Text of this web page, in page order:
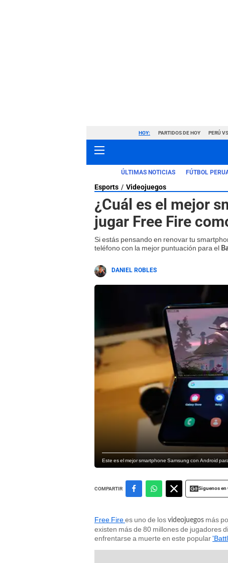
HOY: PARTIDOS DE HOY PERÚ
ÚLTIMAS NOTICIAS FÚTBOL
Esports Videojuegos
¿Cuál es el mejor
jugar Free Fire
Si estás pensando en renovar tu
teléfono con la mejor puntuación para el
DANIEL ROBLES
Este es el mejor smartphone Samsung con Android
COMPARTIR Siguenos en
Free Firees uno de los videojuegos más
existen más de 80 millones de jugadores
enfrentarse a muerte en este popular